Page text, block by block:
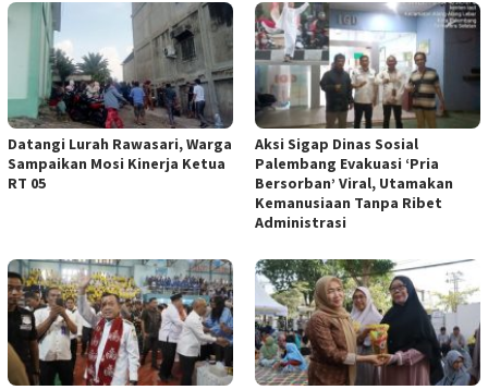
Datangi Lurah Rawasari, Warga
Sampaikan Mosi Kinerja Ketua
RT 05
Aksi Sigap Dinas Sosial
Palembang Evakuasi ‘Pria
Bersorban’ Viral, Utamakan
Kemanusiaan Tanpa Ribet
Administrasi